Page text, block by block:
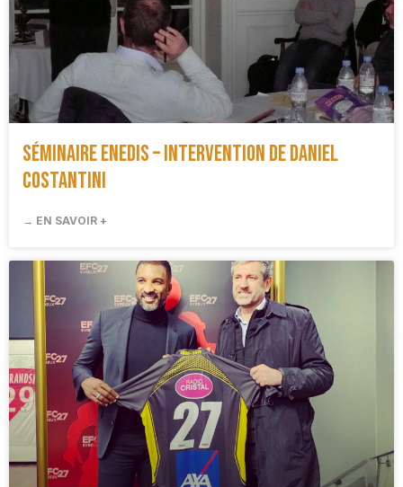
Séminaire ENEDIS – Intervention de Daniel
Costantini
→ EN SAVOIR +